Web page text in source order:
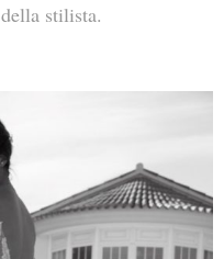
stilista.